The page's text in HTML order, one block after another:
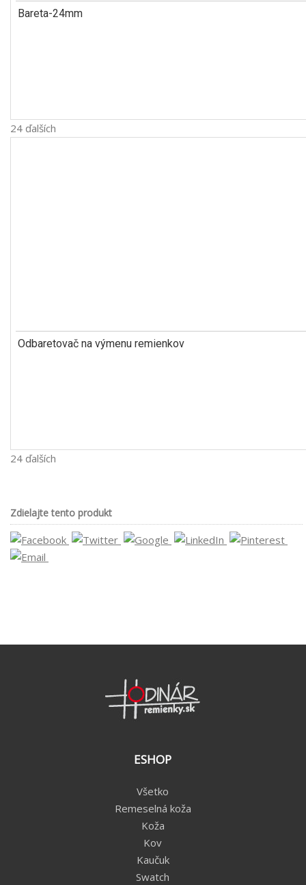
Bareta-24mm
24 ďalších
Odbaretovač na výmenu remienkov
24 ďalších
Zdielajte tento produkt
ESHOP
Všetko
Remeselná koža
Koža
Kov
Kaučuk
Swatch